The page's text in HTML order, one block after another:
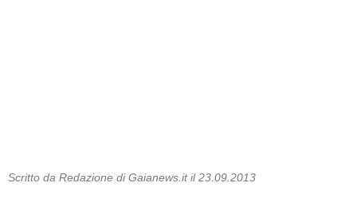
Scritto da Redazione di Gaianews.it il 23.09.2013